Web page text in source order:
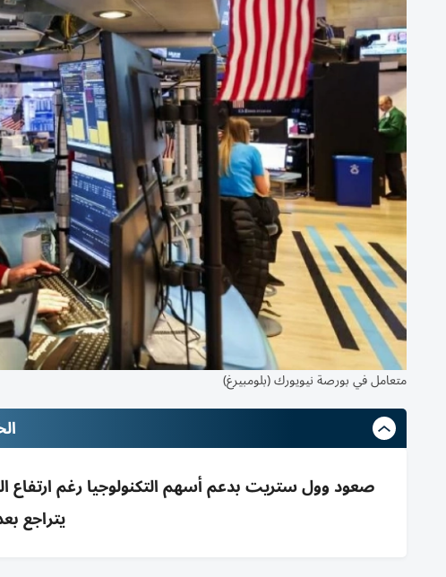
متعامل في بورصة نيويورك (بلومبيرغ)
يتراجع